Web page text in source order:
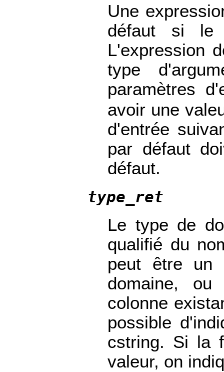
Une
défaut si le
L'expression
type
paramètres
avoir une
d'entrée
par défaut
défaut.
type_ret
Le type de
qualifié du
peut être un
domaine,
colonne
possible
cstring. Si la
valeur, on